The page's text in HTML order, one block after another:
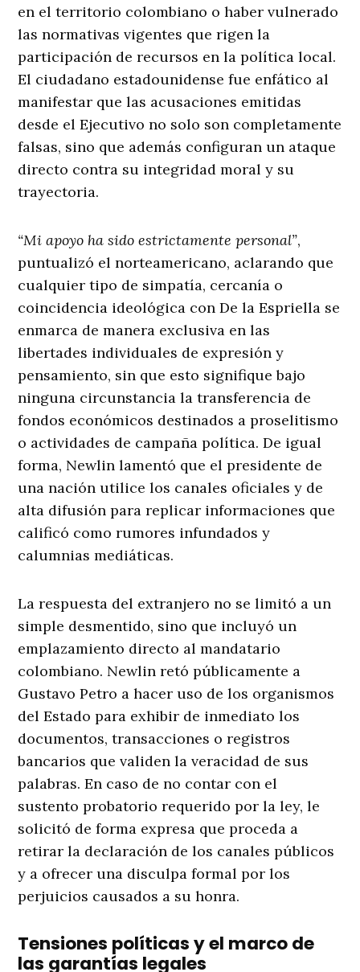
en el territorio colombiano o haber vulnerado
las normativas vigentes que rigen la
participación de recursos en la política local.
El ciudadano estadounidense fue enfático al
manifestar que las acusaciones emitidas
desde el Ejecutivo no solo son completamente
falsas, sino que además configuran un ataque
directo contra su integridad moral y su
trayectoria.
“Mi apoyo ha sido estrictamente personal”,
puntualizó el norteamericano, aclarando que
cualquier tipo de simpatía, cercanía o
coincidencia ideológica con De la Espriella se
enmarca de manera exclusiva en las
libertades individuales de expresión y
pensamiento, sin que esto signifique bajo
ninguna circunstancia la transferencia de
fondos económicos destinados a proselitismo
o actividades de campaña política. De igual
forma, Newlin lamentó que el presidente de
una nación utilice los canales oficiales y de
alta difusión para replicar informaciones que
calificó como rumores infundados y
calumnias mediáticas.
La respuesta del extranjero no se limitó a un
simple desmentido, sino que incluyó un
emplazamiento directo al mandatario
colombiano. Newlin retó públicamente a
Gustavo Petro a hacer uso de los organismos
del Estado para exhibir de inmediato los
documentos, transacciones o registros
bancarios que validen la veracidad de sus
palabras. En caso de no contar con el
sustento probatorio requerido por la ley, le
solicitó de forma expresa que proceda a
retirar la declaración de los canales públicos
y a ofrecer una disculpa formal por los
perjuicios causados a su honra.
Tensiones políticas y el marco de
las garantías legales